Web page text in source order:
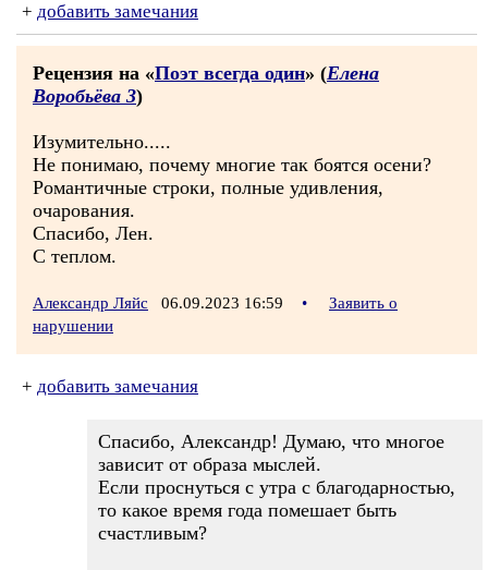
+ добавить замечания
Рецензия на «Поэт всегда один» (Елена
Воробьёва 3)
Изумительно.....
Не понимаю, почему многие так боятся осени?
Романтичные строки, полные удивления,
очарования.
Спасибо, Лен.
С теплом.
Александр Ляйс 06.09.2023 16:59 •
Заявить о
нарушении
+ добавить замечания
Спасибо, Александр! Думаю, что многое
зависит от образа мыслей.
Если проснуться с утра с благодарностью,
то какое время года помешает быть
счастливым?